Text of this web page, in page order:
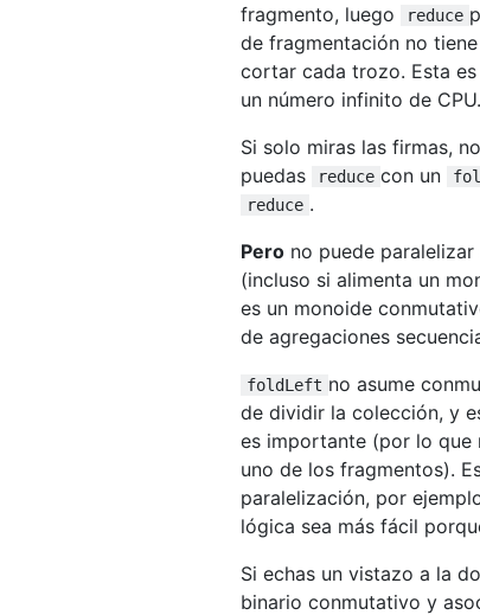
fragmento, luego
reduce
de fragmentación no
cortar cada trozo. Esta
un número infinito de CPU.
Si solo miras las firmas,
puedas
reduce con un
reduce .
Pero no puede paralelizar
(incluso si alimenta un
es un monoide
de agregaciones
foldLeft no asume
de dividir la colección, y
es importante (por lo que
uno de los fragmentos).
paralelización, por
lógica sea más fácil
Si echas un vistazo a la
binario conmutativo y